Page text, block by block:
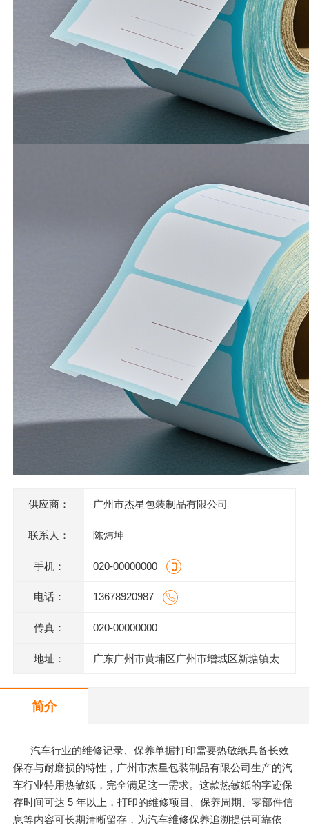
供应商： 广州市杰星包装制品有限公司
联系人： 陈炜坤
手机： 020-00000000
电话： 13678920987
传真： 020-00000000
地址： 广东广州市黄埔区广州市增城区新塘镇太
简介
汽车行业的维修记录、保养单据打印需要热敏纸具备长效
保存与耐磨损的特性，广州市杰星包装制品有限公司生产的汽
车行业特用热敏纸，完全满足这一需求。这款热敏纸的字迹保
存时间可达 5 年以上，打印的维修项目、保养周期、零部件信
息等内容可长期清晰留存，为汽车维修保养追溯提供可靠依